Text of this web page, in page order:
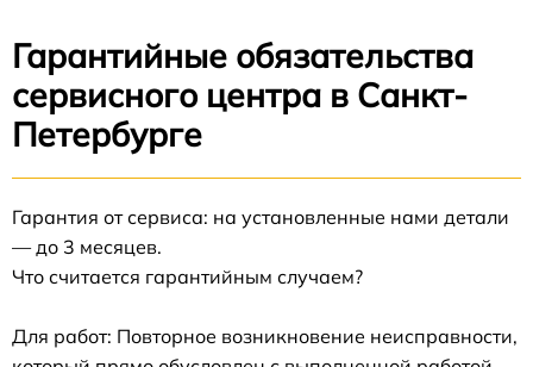
Гарантийные обязательства
сервисного центра в Санкт-
Петербурге
Гарантия от сервиса: на установленные нами детали
— до 3 месяцев.
Что считается гарантийным случаем?
Для работ: Повторное возникновение неисправности,